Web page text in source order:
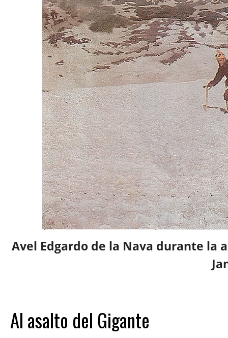
Avel Edgardo de la Nava durante la
Al asalto del Gigante